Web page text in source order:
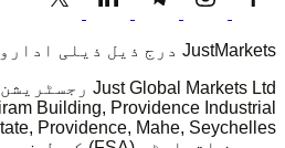
JustMarkets درج ذیل ذیلی اداروں کا گروپ ہے:
Building, Providence Industrial